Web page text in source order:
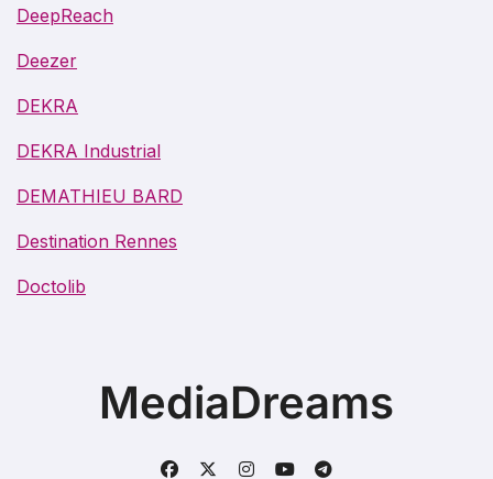
DeepReach
Deezer
DEKRA
DEKRA Industrial
DEMATHIEU BARD
Destination Rennes
Doctolib
MediaDreams